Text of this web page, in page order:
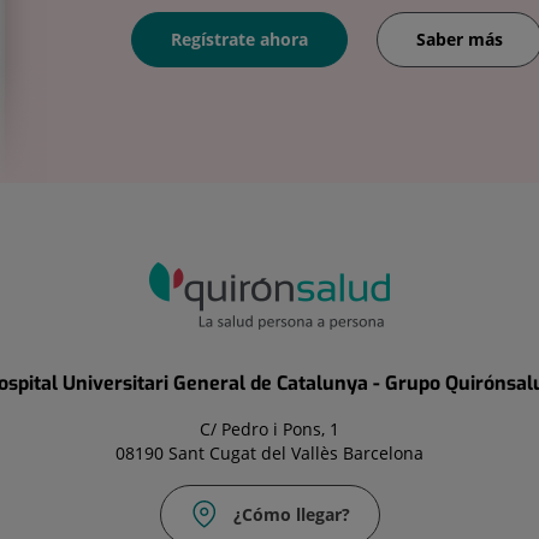
Regístrate ahora Saber más
Universitari General de Catalunya - Grupo
C/ Pedro i Pons, 1
08190 Sant Cugat del Vallès Barcelona
¿Cómo llegar?